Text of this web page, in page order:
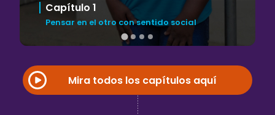
Mira todos los capítulos aquí
Capítulo 1
Pensar en el otro con sentido social